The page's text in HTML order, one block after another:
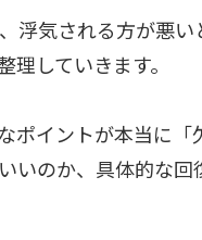
浮気される方が悪
していきます。
ポイントが本当に
いのか、具体的な